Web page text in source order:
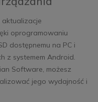
aktualizacje
oprogramowaniu
dostępnemu na PC i
z systemem Android.
Software, możesz
jego wydajność i